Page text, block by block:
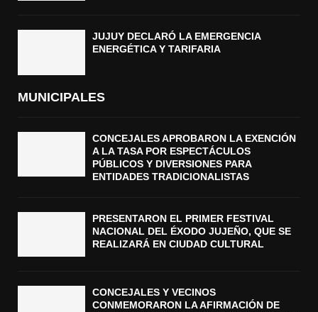
JUJUY DECLARÓ LA EMERGENCIA
ENERGÉTICA Y TARIFARIA
MUNICIPALES
CONCEJALES APROBARON LA EXENCIÓN
A LA TASA POR ESPECTÁCULOS
PÚBLICOS Y DIVERSIONES PARA
ENTIDADES TRADICIONALISTAS
PRESENTARON EL PRIMER FESTIVAL
NACIONAL DEL ÉXODO JUJEÑO, QUE SE
REALIZARÁ EN CIUDAD CULTURAL
CONCEJALES Y VECINOS
CONMEMORARON LA AFIRMACIÓN DE